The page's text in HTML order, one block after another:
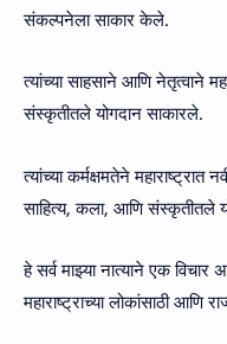
संकल्पनेला साकार केले.
त्यांच्या साहसाने आणि नेतृत्वाने
संस्कृतीतले योगदान साकारले.
त्यांच्या कर्मक्षमतेने
साहित्य, कला, आणि संस्कृतीतले
हे सर्व माझ्या नात्याने एक
महाराष्ट्राच्या लोकांसाठी आणि